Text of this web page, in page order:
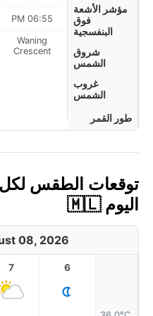
مؤشر الأشعة
فوق
البنفسجية
شروق
الشمس
غروب
الشمس
طور القمر
06:55 PM
Waning
Crescent
توقعات الطقس لكل
اليوم 🇲🇱
08, 2026
6
7